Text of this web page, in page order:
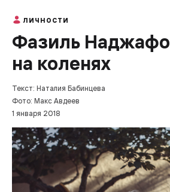
ЛИЧНОСТИ
Фазиль
на коленях
Текст: Наталия Бабинцева
Фото: Макс Авдеев
1 января 2018